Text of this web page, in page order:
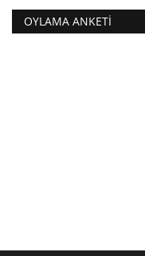
OYLAMA ANKETI